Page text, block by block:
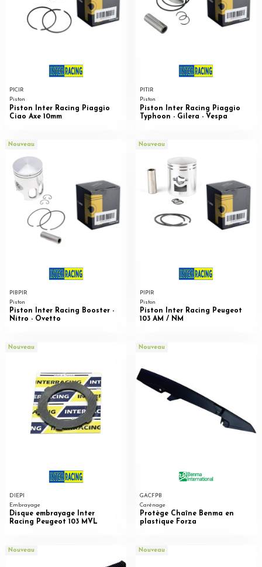
PICIR
Piston
Piston Inter Racing Piaggio
Ciao Axe 10mm
PITIR
Piston
Piston Inter Racing Piaggio
Typhoon - Gilera - Vespa
Nouveau
PIBPIR
Piston
Piston Inter Racing Booster -
Nitro - Ovetto
Nouveau
PIPIR
Piston
Piston Inter Racing Peugeot
103 AM / NM
Nouveau
DIEPI
Embrayage
Disque embrayage Inter
Racing Peugeot 103 MVL
Nouveau
GACFPB
Carénage
Protège Chaîne Benma en
plastique Forza
Nouveau Nouveau